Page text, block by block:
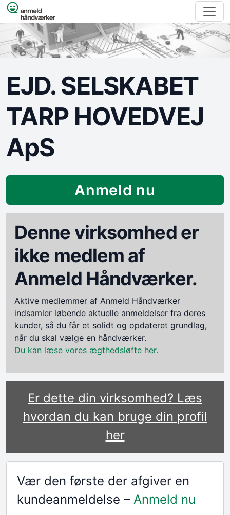
Spring til indhold
EJD. SELSKABET
TARP HOVEDVEJ
ApS
Anmeld nu
Denne virksomhed er
ikke medlem af
Anmeld Håndværker.
Aktive medlemmer af Anmeld Håndværker
indsamler løbende aktuelle anmeldelser fra deres
kunder, så du får et solidt og opdateret grundlag,
når du skal vælge en håndværker.
Du kan læse vores ægthedsløfte her.
Er dette din virksomhed? Læs
hvordan du kan bruge din profil
her
Vær den første der afgiver en
kundeanmeldelse – Anmeld nu